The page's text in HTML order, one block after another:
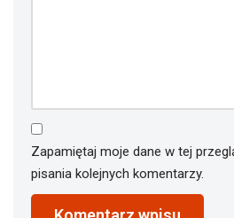
Zapamiętaj moje dane w tej
pisania kolejnych komentarzy.